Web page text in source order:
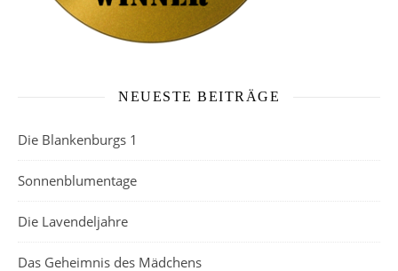
NEUESTE BEITRÄGE
Die Blankenburgs 1
Sonnenblumentage
Die Lavendeljahre
Das Geheimnis des Mädchens